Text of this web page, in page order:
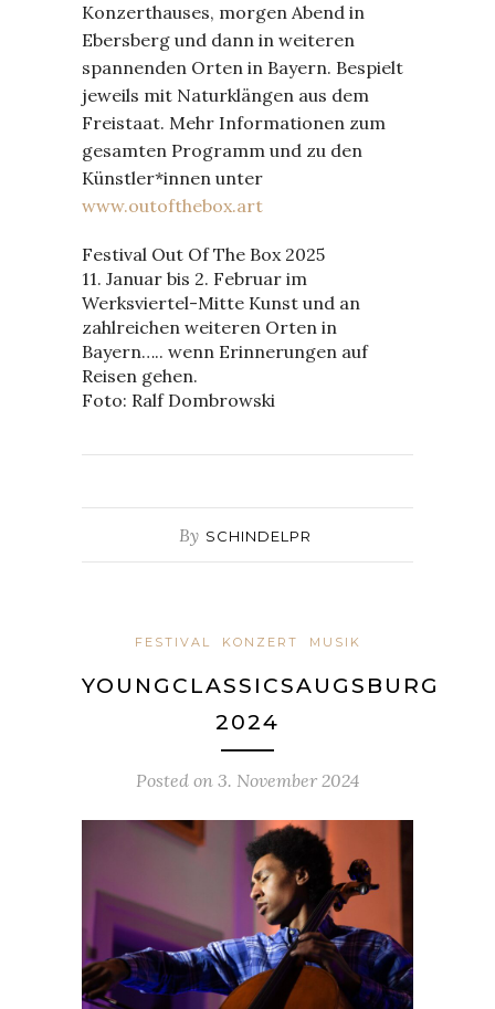
Konzerthauses, morgen Abend in
Ebersberg und dann in weiteren
spannenden Orten in Bayern. Bespielt
jeweils mit Naturklängen aus dem
Freistaat. Mehr Informationen zum
gesamten Programm und zu den
Künstler*innen unter
www.outofthebox.art
Festival Out Of The Box 2025
11. Januar bis 2. Februar im
Werksviertel-Mitte Kunst und an
zahlreichen weiteren Orten in
Bayern….. wenn Erinnerungen auf
Reisen gehen.
Foto: Ralf Dombrowski
By SCHINDELPR
FESTIVAL KONZERT MUSIK
YOUNGCLASSICSAUGSBURG
2024
Posted on 3. November 2024